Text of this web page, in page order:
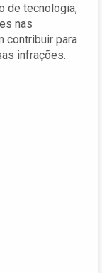
de tecnologia,
nas
contribuir para
infrações.